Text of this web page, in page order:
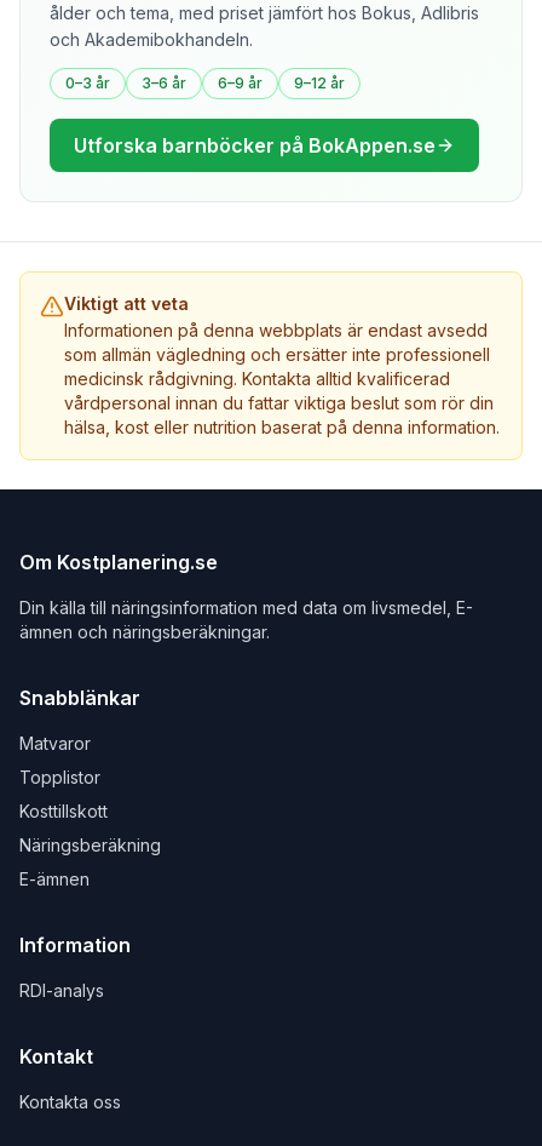
ålder och tema, med priset jämfört hos Bokus, Adlibris
och Akademibokhandeln.
0–3 år 3–6 år 6–9 år 9–12 år
Utforska barnböcker på BokAppen.se
Viktigt att veta
Informationen på denna webbplats är endast avsedd
som allmän vägledning och ersätter inte professionell
medicinsk rådgivning. Kontakta alltid kvalificerad
vårdpersonal innan du fattar viktiga beslut som rör din
hälsa, kost eller nutrition baserat på denna information.
Om Kostplanering.se
Din källa till näringsinformation med data om livsmedel, E-
ämnen och näringsberäkningar.
Snabblänkar
Matvaror
Topplistor
Kosttillskott
Näringsberäkning
E-ämnen
Information
RDI-analys
Kontakt
Kontakta oss